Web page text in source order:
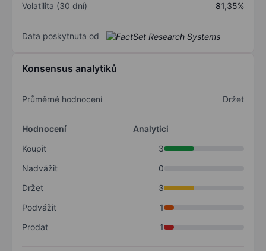
Volatilita (30 dní)
81,35%
Data poskytnuta od
Konsensus analytiků
Průměrné hodnocení Držet
Hodnocení
Analytici
Koupit
3
Nadvážit
0
Držet
3
Podvážit
1
Prodat
1